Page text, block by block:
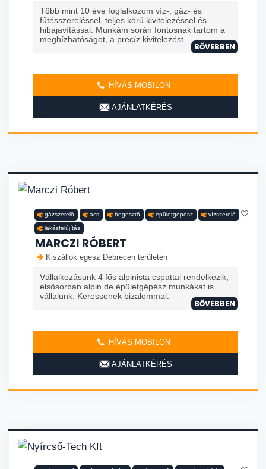
Több mint 10 éve foglalkozom víz-, gáz- és
fűtésszereléssel, teljes körű kivitelezéssel és
hibajavítással. Munkám során fontosnak tartom a
megbízhatóságot, a precíz kivitelezést ...
BŐVEBBEN
HÍVÁS MOBILON
AJÁNLATKÉRÉS
gázszerelő ács hegesztő épületgépész vízszerelő
lakásfelújítás
MARCZI RÓBERT
Kiszállok egész Debrecen területén
Vállalkozásunk 4 fős alpinista cspattal rendelkezik,
elsősorban alpin de épületgépész munkákat is
vállalunk. Keressenek bizalommal.
BŐVEBBEN
HÍVÁS MOBILON
AJÁNLATKÉRÉS